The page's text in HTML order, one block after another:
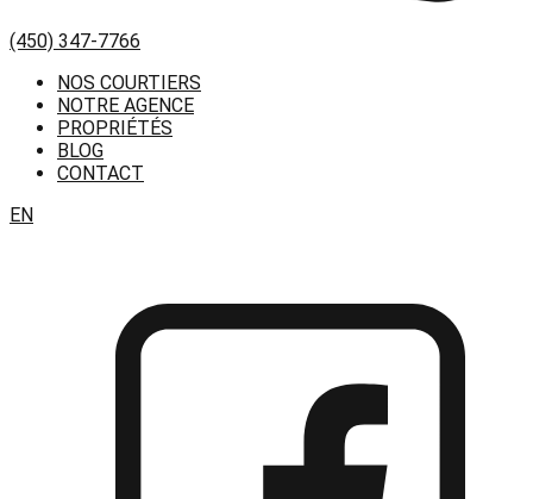
(450) 347-7766
NOS COURTIERS
NOTRE AGENCE
PROPRIÉTÉS
BLOG
CONTACT
EN